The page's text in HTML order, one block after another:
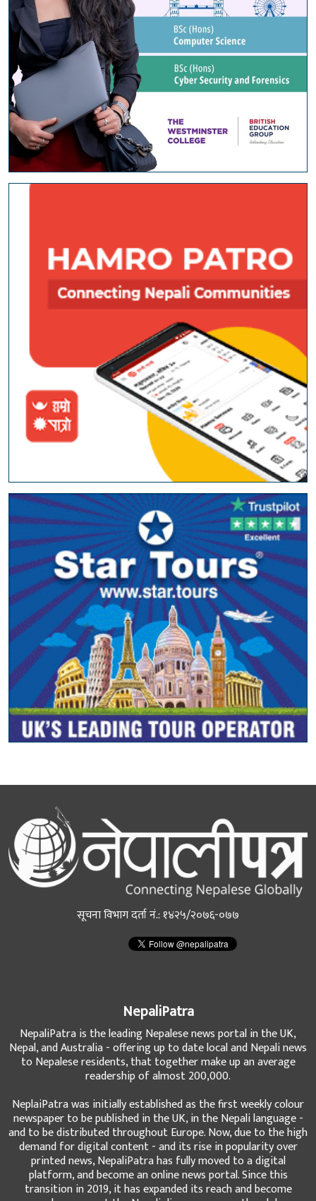
सूचना विभाग दर्ता नं.: १४२५/२०७६-०७७
NepaliPatra
NepaliPatra is the leading Nepalese news portal in the UK,
Nepal, and Australia - offering up to date local and Nepali news
to Nepalese residents, that together make up an average
readership of almost 200,000.
NeplaiPatra was initially established as the first weekly colour
newspaper to be published in the UK, in the Nepali language -
and to be distributed throughout Europe. Now, due to the high
demand for digital content - and its rise in popularity over
printed news, NepaliPatra has fully moved to a digital
platform, and become an online news portal. Since this
transition in 2019, it has expanded its reach and become